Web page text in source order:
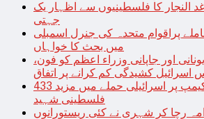
النجار کا فلسطینیوں سے اظہار یک
جہتی
پراقوام متحدہ کی جنرل اسمبلی
میں بحث کا خواہاں
اور جاپانی وزراء اعظم کو فون،
اسرائیل کشیدگی کم کرانے پر اتفاق
غزہ کے پناہ گزین کیمپ پر اسرائیلی حملے میں مزید 433
فلسطینی شہید
رچا کر شہری نے کئی ریستورانوں